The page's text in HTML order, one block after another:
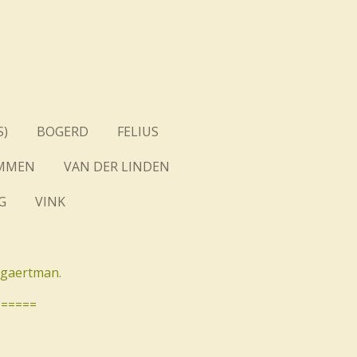
BOGERD
FELIUS
VAN DER LINDEN
VINK